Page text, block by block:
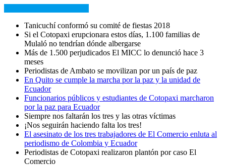
Tanicuchí conformó su comité de fiestas 2018
Si el Cotopaxi erupcionara estos días, 1.100 familias de
Mulaló no tendrían dónde albergarse
Más de 1.500 perjudicados El MICC lo denunció hace 3
meses
Periodistas de Ambato se movilizan por un país de paz
En Quito se cumple la marcha por la paz y la unidad de
Ecuador
Funcionarios públicos y estudiantes de Cotopaxi marcharon
por la paz para Ecuador
Siempre nos faltarán los tres y las otras víctimas
¡Nos seguirán haciendo falta los tres!
El asesinato de los tres trabajadores de El Comercio enluta al
periodismo de Colombia y Ecuador
Periodistas de Cotopaxi realizaron plantón por caso El
Comercio